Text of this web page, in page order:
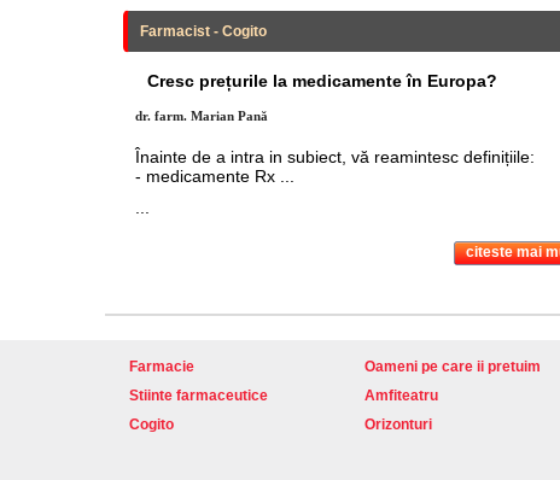
Farmacist - Cogito
Cresc prețurile la medicamente în Europa?
dr. farm. Marian Pană
Înainte de a intra in subiect, vă reamintesc definițiile:
- medicamente Rx ...
citeste mai
Farmacie
Stiinte farmaceutice
Cogito
Oameni pe care ii pretuim
Amfiteatru
Orizonturi